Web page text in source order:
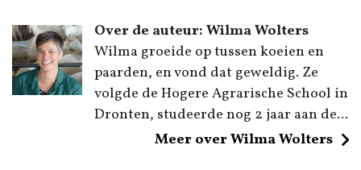
Over de auteur: Wilma Wolters
Wilma groeide op tussen koeien en
paarden, en vond dat geweldig. Ze
volgde de Hogere Agrarische School in
Dronten, studeerde nog 2 jaar aan de...
Meer over Wilma Wolters